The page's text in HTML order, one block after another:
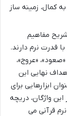
کمال، زمینه ساز
مفاهیم
قدرت نرم دارند.
«عروج»،
نهایی این
ابزارهایی برای
واژگان، دریچه
قرآنی می